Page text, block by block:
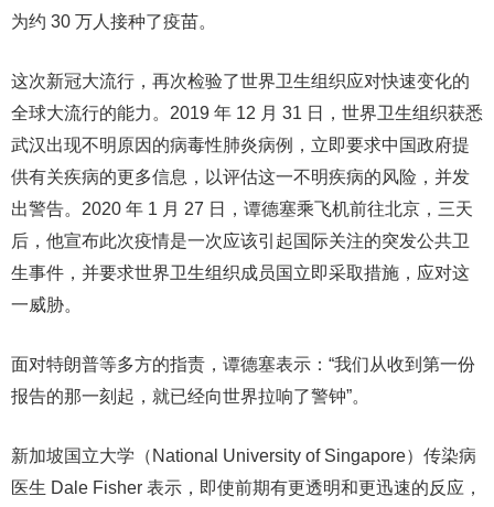
为约 30 万人接种了疫苗。
这次新冠大流行，再次检验了世界卫生组织应对快速变化的
全球大流行的能力。2019 年 12 月 31 日，世界卫生组织获悉
武汉出现不明原因的病毒性肺炎病例，立即要求中国政府提
供有关疾病的更多信息，以评估这一不明疾病的风险，并发
出警告。2020 年 1 月 27 日，谭德塞乘飞机前往北京，三天
后，他宣布此次疫情是一次应该引起国际关注的突发公共卫
生事件，并要求世界卫生组织成员国立即采取措施，应对这
一威胁。
面对特朗普等多方的指责，谭德塞表示：“我们从收到第一份
报告的那一刻起，就已经向世界拉响了警钟”。
新加坡国立大学（National University of Singapore）传染病
医生 Dale Fisher 表示，即使前期有更透明和更迅速的反应，